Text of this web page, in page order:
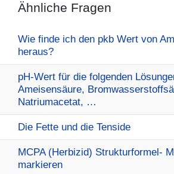
Ähnliche Fragen
Wie finde ich den pkb Wert von
heraus?
pH-Wert für die folgenden
Ameisensäure,
Natriumacetat, …
Die Fette und die Tenside
MCPA (Herbizid) Strukturformel-
markieren